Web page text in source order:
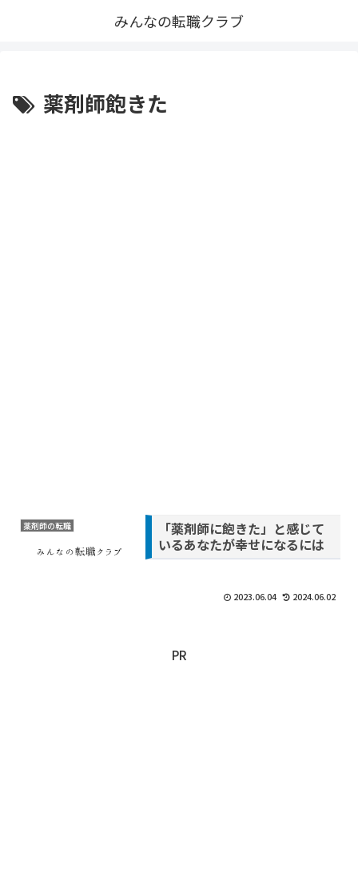
みんなの転職クラブ
薬剤師飽きた
薬剤師の転職
「薬剤師に飽きた」と感じて
いるあなたが幸せになるには
2023.06.04 2024.06.02
PR